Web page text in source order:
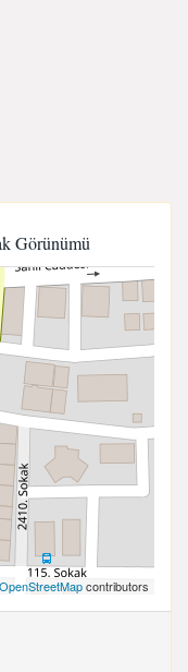
Görünümü
OpenStreetMapcontributors